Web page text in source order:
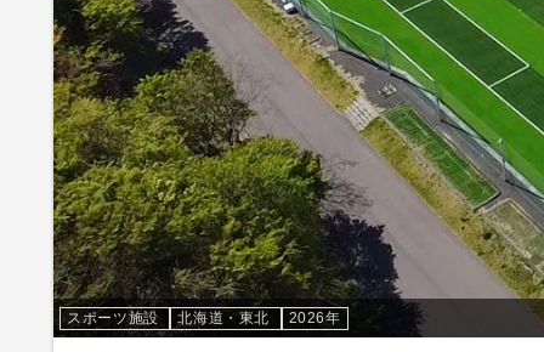
スポーツ施設 北海道・東北 2026年